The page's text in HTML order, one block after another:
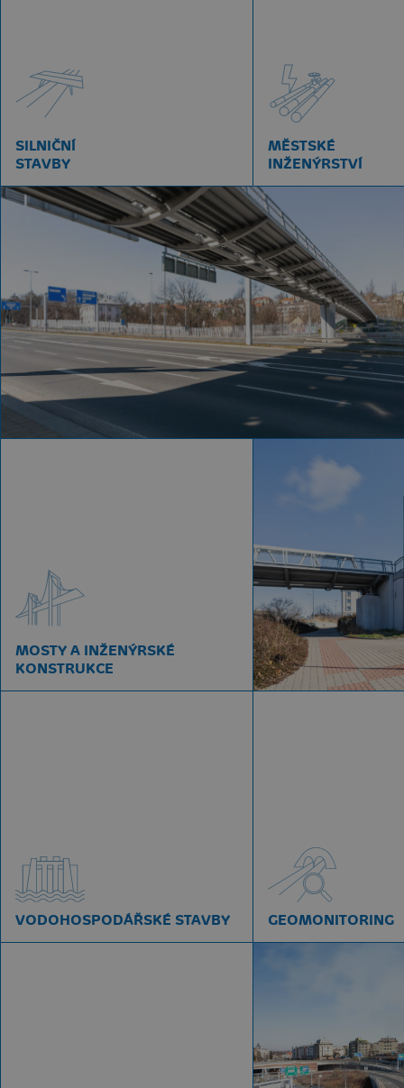
SILNIČNÍ
STAVBY
MĚSTSKÉ
INŽENÝRSTVÍ
MOSTY A INŽENÝRSKÉ
KONSTRUKCE
VODOHOSPODÁŘSKÉ STAVBY GEOMONITORING